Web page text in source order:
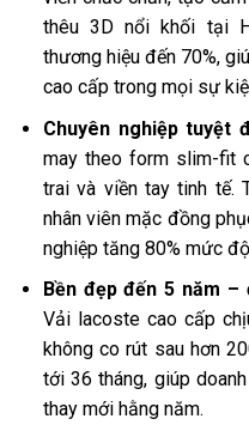
thêu 3D nổi khối tại
thương hiệu đến 70%,
cao cấp trong mọi sự
Chuyên nghiệp tuyệt
may theo form slim-fit
trai và viền tay tinh tế.
nhân viên mặc đồng
nghiệp tăng 80% mức
Bền đẹp đến 5 năm
Vải lacoste cao cấp
không co rút sau hơn
tới 36 tháng, giúp
thay mới hằng năm.